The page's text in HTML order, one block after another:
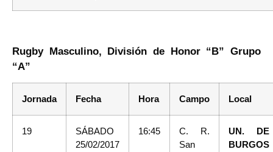
Rugby Masculino, División de Honor “B” Grupo
“A”
Jornada Fecha Hora Campo Local
19
SÁBADO
25/02/2017
16:45
C. R.
San
UN. DE
BURGOS